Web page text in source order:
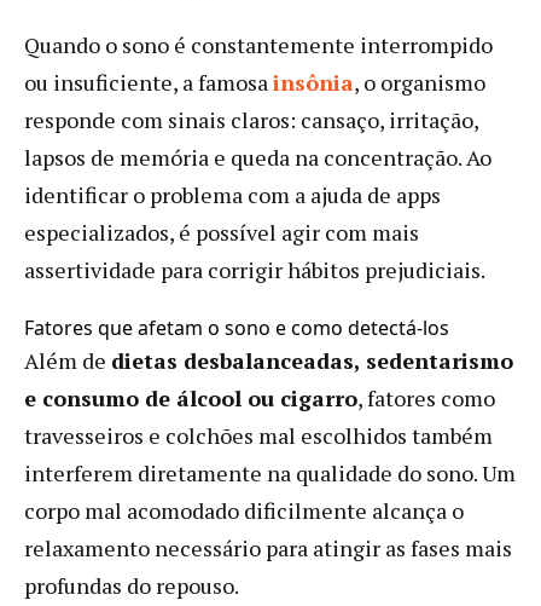
Quando o sono é constantemente interrompido
ou insuficiente, a famosainsônia, o organismo
responde com sinais claros: cansaço, irritação,
lapsos de memória e queda na concentração. Ao
identificar o problema com a ajuda de apps
especializados, é possível agir com mais
assertividade para corrigir hábitos prejudiciais.
Fatores que afetam o sono e como detectá-los
Além de dietas desbalanceadas, sedentarismo
e consumo de álcool ou cigarro, fatores como
travesseiros e colchões mal escolhidos também
interferem diretamente na qualidade do sono. Um
corpo mal acomodado dificilmente alcança o
relaxamento necessário para atingir as fases mais
profundas do repouso.